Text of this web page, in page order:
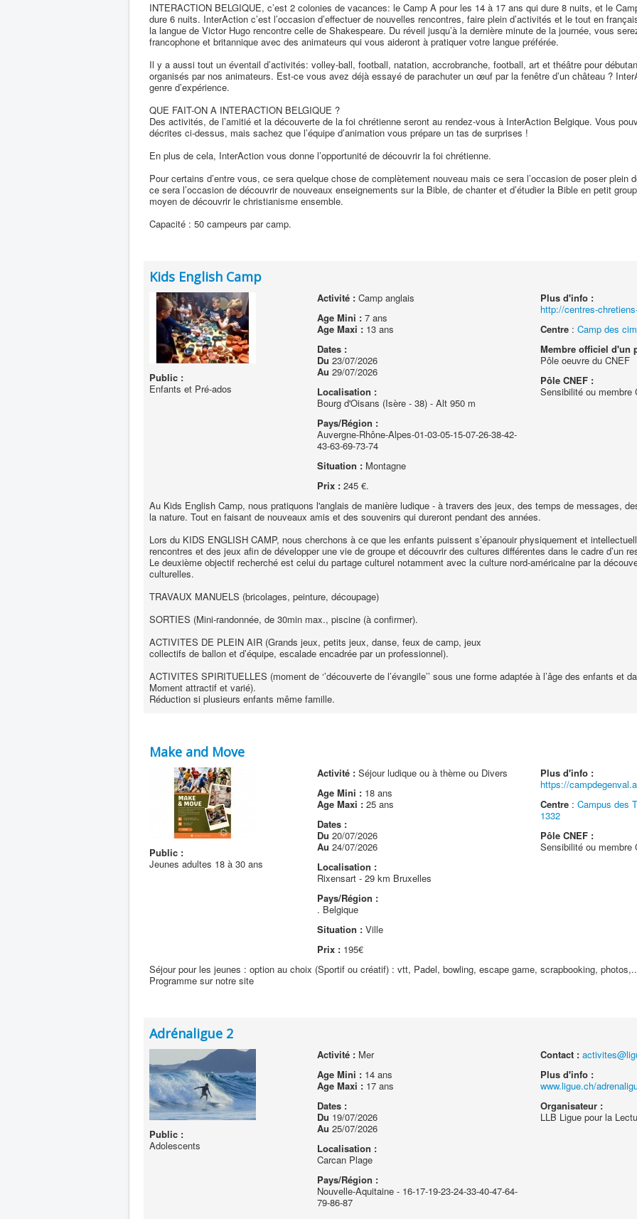
INTERACTION BELGIQUE, c’est 2 colonies de vacances: le Camp A pour les 14 à 17 ans qui dure 8 nuits, et le
dure 6 nuits. InterAction c’est l’occasion d’effectuer de nouvelles rencontres, faire plein d’activités et le tout en
la langue de Victor Hugo rencontre celle de Shakespeare. Du réveil jusqu’à la dernière minute de la journée, vous
francophone et britannique avec des animateurs qui vous aideront à pratiquer votre langue préférée.
Il y a aussi tout un éventail d’activités: volley-ball, football, natation, accrobranche, football, art et théâtre pour
organisés par nos animateurs. Est-ce vous avez déjà essayé de parachuter un œuf par la fenêtre d’un château ?
genre d’expérience.
QUE FAIT-ON A INTERACTION BELGIQUE ?
Des activités, de l’amitié et la découverte de la foi chrétienne seront au rendez-vous à InterAction Belgique. Vous
décrites ci-dessus, mais sachez que l’équipe d’animation vous prépare un tas de surprises !
En plus de cela, InterAction vous donne l’opportunité de découvrir la foi chrétienne.
Pour certains d’entre vous, ce sera quelque chose de complètement nouveau mais ce sera l’occasion de poser plein
ce sera l’occasion de découvrir de nouveaux enseignements sur la Bible, de chanter et d’étudier la Bible en petit
moyen de découvrir le christianisme ensemble.
Capacité : 50 campeurs par camp.
Kids English Camp
Public :
Enfants et Pré-ados
Activité :Camp anglais
Age Mini :7 ans
Age Maxi :13 ans
Dates :
Du 23/07/2026
Au 29/07/2026
Localisation :
Bourg d'Oisans (Isère - 38) - Alt 950 m
Pays/Région :
Auvergne-Rhône-Alpes-01-03-05-15-07-26-38-42-
43-63-69-73-74
Situation :Montagne
Prix :245 €.
Plus d'info :
http://centres-
Centre :Camp des
Membre officiel d'un
Pôle oeuvre du CNEF
Pôle CNEF :
Sensibilité ou membre
Au Kids English Camp, nous pratiquons l'anglais de manière ludique - à travers des jeux, des temps de messages,
la nature. Tout en faisant de nouveaux amis et des souvenirs qui dureront pendant des années.
Lors du KIDS ENGLISH CAMP, nous cherchons à ce que les enfants puissent s’épanouir physiquement et
rencontres et des jeux afin de développer une vie de groupe et découvrir des cultures différentes dans le cadre d’un
Le deuxième objectif recherché est celui du partage culturel notamment avec la culture nord-américaine par la
culturelles.
TRAVAUX MANUELS (bricolages, peinture, découpage)
SORTIES (Mini-randonnée, de 30min max., piscine (à confirmer).
ACTIVITES DE PLEIN AIR (Grands jeux, petits jeux, danse, feux de camp, jeux
collectifs de ballon et d’équipe, escalade encadrée par un professionnel).
ACTIVITES SPIRITUELLES (moment de ‘’découverte de l’évangile’’ sous une forme adaptée à l’âge des enfants et
Moment attractif et varié).
Réduction si plusieurs enfants même famille.
Make and Move
Public :
Jeunes adultes 18 à 30 ans
Activité :Séjour ludique ou à thème ou Divers
Age Mini :18 ans
Age Maxi :25 ans
Dates :
Du 20/07/2026
Au 24/07/2026
Localisation :
Rixensart - 29 km Bruxelles
Pays/Région :
. Belgique
Situation :Ville
Prix :195€
Plus d'info :
https://
Centre :Campus des
1332
Pôle CNEF :
Sensibilité ou membre
Séjour pour les jeunes : option au choix (Sportif ou créatif) : vtt, Padel, bowling, escape game, scrapbooking, photos,..
Programme sur notre site
Adrénaligue 2
Public :
Adolescents
Activité :Mer
Age Mini :14 ans
Age Maxi :17 ans
Dates :
Du 19/07/2026
Au 25/07/2026
Localisation :
Carcan Plage
Pays/Région :
Nouvelle-Aquitaine - 16-17-19-23-24-33-40-47-64-
79-86-87
Contact :
Plus d'info :
www.ligue.ch/
Organisateur :
LLB Ligue pour la